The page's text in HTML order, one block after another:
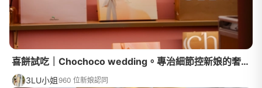
喜餅試吃｜Chochoco wedding。專治細節控新娘的奢華訂製手工喜餅
3LU小姐 960 位新娘認同